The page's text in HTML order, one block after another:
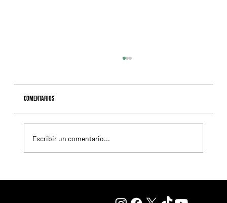
Comentarios
Escribir un comentario...